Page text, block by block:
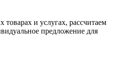
и услугах, рассчитаем
предложение для